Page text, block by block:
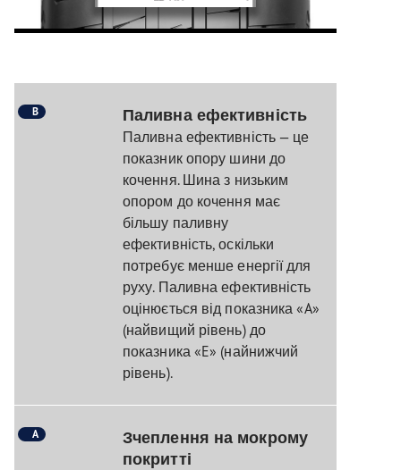
B Паливна ефективність
Паливна ефективність — це
показник опору шини до
кочення. Шина з низьким
опором до кочення має
більшу паливну
ефективність, оскільки
потребує менше енергії для
руху. Паливна ефективність
оцінюється від показника «A»
(найвищий рівень) до
показника «E» (найнижчий
рівень).
A
Зчеплення на мокрому
покритті